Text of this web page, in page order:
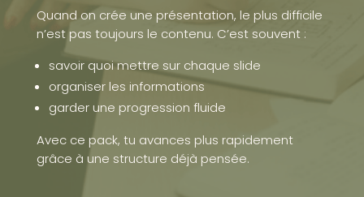
Quand on crée une présentation, le plus difficile
n’est pas toujours le contenu. C’est souvent :
savoir quoi mettre sur chaque slide
organiser les informations
garder une progression fluide
Avec ce pack, tu avances plus rapidement
grâce à une structure déjà pensée.